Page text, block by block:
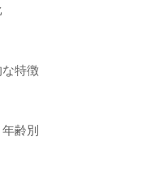
特徴
齢別